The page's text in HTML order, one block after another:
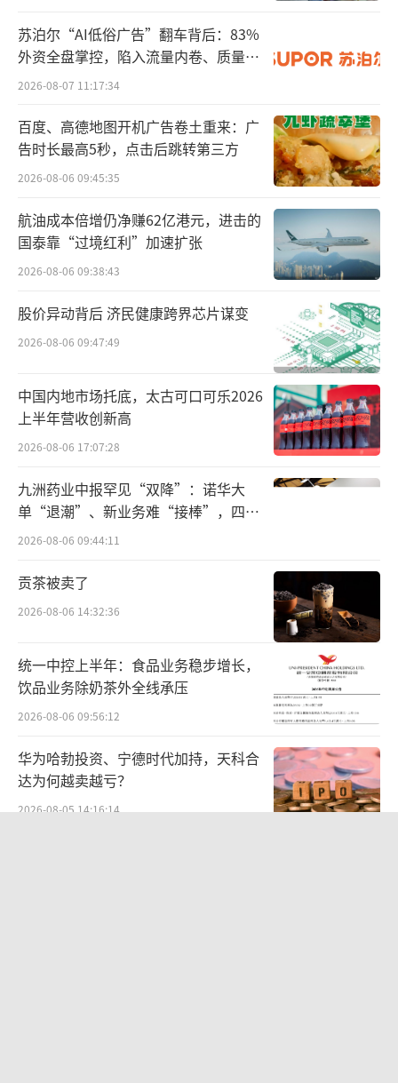
苏泊尔“AI低俗广告”翻车背后：83%
外资全盘掌控，陷入流量内卷、质量频
发的负循环
2026-08-07 11:17:34
百度、高德地图开机广告卷土重来：广
告时长最高5秒，点击后跳转第三方
2026-08-06 09:45:35
航油成本倍增仍净赚62亿港元，进击的
国泰靠“过境红利”加速扩张
2026-08-06 09:38:43
股价异动背后 济民健康跨界芯片谋变
2026-08-06 09:47:49
中国内地市场托底，太古可口可乐2026
上半年营收创新高
2026-08-06 17:07:28
九洲药业中报罕见“双降”：诺华大
单“退潮”、新业务难“接棒”，四大
难关待闯
2026-08-06 09:44:11
贡茶被卖了
2026-08-06 14:32:36
统一中控上半年：食品业务稳步增长，
饮品业务除奶茶外全线承压
2026-08-06 09:56:12
华为哈勃投资、宁德时代加持，天科合
达为何越卖越亏？
2026-08-05 14:16:14